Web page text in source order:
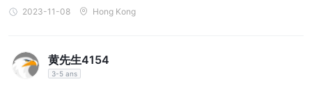
2023-11-08 Hong Kong
黄先生4154
3-5 ans